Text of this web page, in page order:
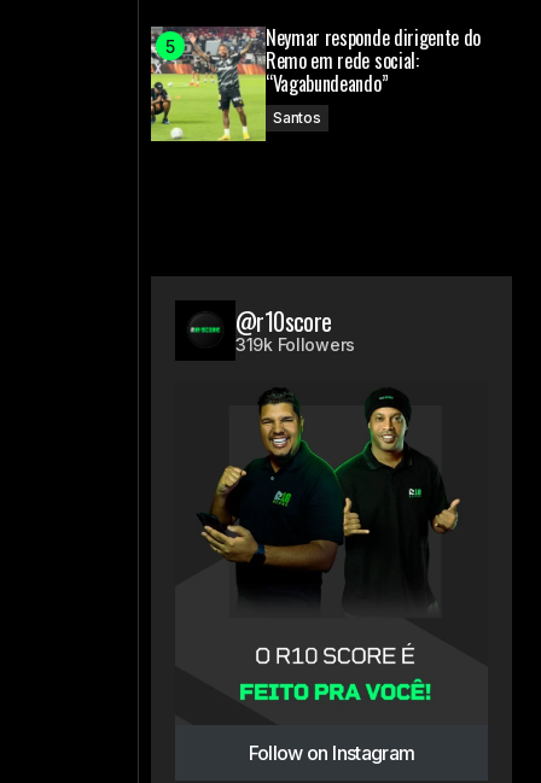
Neymar responde dirigente do
Remo em rede social:
“Vagabundeando”
Santos
@r10score
319k Followers
Follow on Instagram